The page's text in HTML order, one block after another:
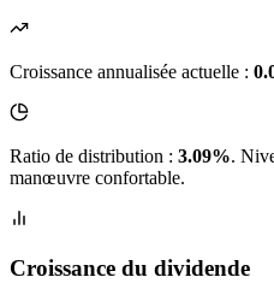
Croissance annualisée actuelle :
Ratio de distribution : 3.09%.
manœuvre confortable.
Croissance du dividende